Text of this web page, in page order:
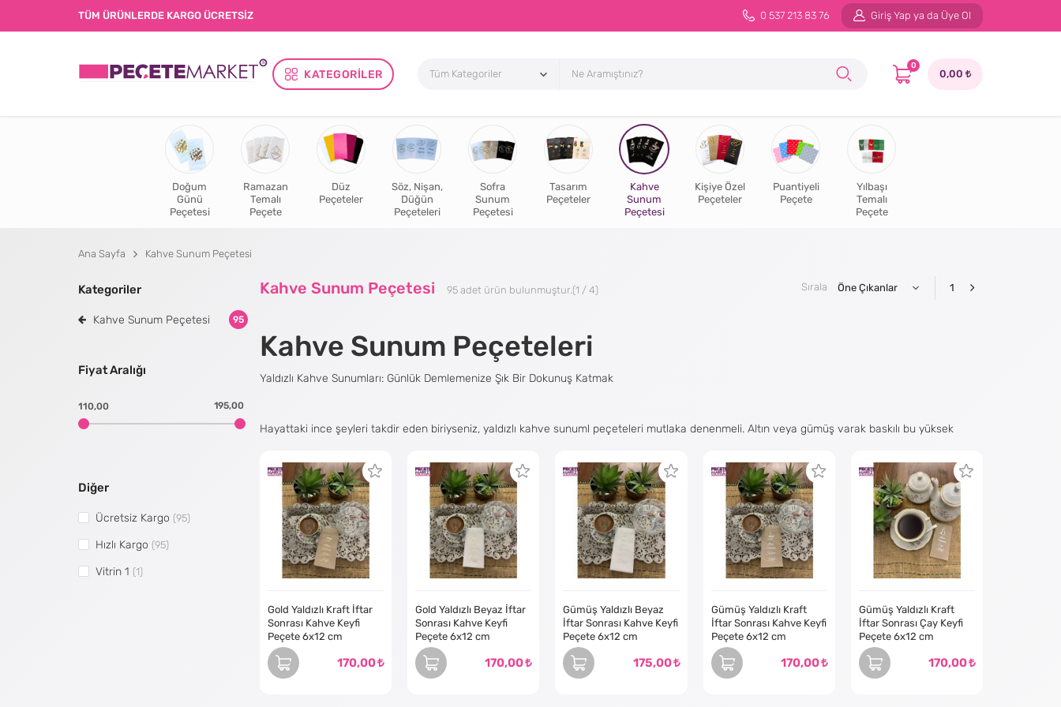
TÜM ÜRÜNLERDE KARGO ÜCRETSİZ 0 537 213 83 76 Giriş Yap ya da Üye Ol
KATEGORILER
0
0,00
Doğum
Günü
Peçetesi
Ramazan
Temalı
Peçete
Düz
Peçeteler
Söz, Nişan,
Düğün
Peçeteleri
Sofra
Sunum
Peçetesi
Tasarım
Peçeteler
Kahve
Sunum
Peçetesi
Kişiye Özel
Peçeteler
Puantiyeli
Peçete
Yılbaşı
Temalı
Peçete
Ana Sayfa Kahve Sunum Peçetesi
Kahve Sunum Peçetesi 95 adet ürün bulunmuştur.(1 / 4) Sırala 1
Kahve Sunum Peçeteleri
Yaldızlı Kahve Sunumları: Günlük Demlemenize Şık Bir Dokunuş Katmak
Hayattaki ince şeyleri takdir eden biriyseniz, yaldızlı kahve sunuml peçeteleri mutlaka denenmeli. Altın veya gümüş varak baskılı bu yüksek
Yaldız Kahve Sunumları Nelerdir?
Yaldızlı kahve sunumları, kahve fincanınızın veya kupanızın altına yerleştirilmek üzere tasarlanmış altın veya gümüş varak baskılı yüksek kaliteli
peçetelerdir. Çeşitli renk ve desenlerde gelirler, böylece kişisel tarzınıza veya dekorunuza uyan bir tasarım bulabilirsiniz. İster klasik siyah beyaz,
ister cesur ve renkli baskıları tercih edin, herkes için yaldızlı bir kahve sunum peçetesi var.
Neden Yaldız Kahve Sunumlarını Seçmelisiniz?
İşte yaldızlı kahve sunumlarının her kahve sever için harika bir seçim olmasının bazı nedenleri:
Gold Yaldızlı Kraft İftar
Sonrası Kahve Keyfi
Peçete 6x12 cm
170,00
Gold Yaldızlı Beyaz İftar
Sonrası Kahve Keyfi
Peçete 6x12 cm
170,00
Gümüş Yaldızlı Beyaz
İftar Sonrası Kahve Keyfi
Peçete 6x12 cm
175,00
Gümüş Yaldızlı Kraft
İftar Sonrası Kahve Keyfi
Peçete 6x12 cm
170,00
Gümüş Yaldızlı Kraft
İftar Sonrası Çay Keyfi
Peçete 6x12 cm
170,00
Kategoriler
Kahve Sunum Peçetesi 95
Fiyat Aralığı
110,00 195,00
Diğer
Ücretsiz Kargo (95)
Hızlı Kargo (95)
Vitrin 1 (1)